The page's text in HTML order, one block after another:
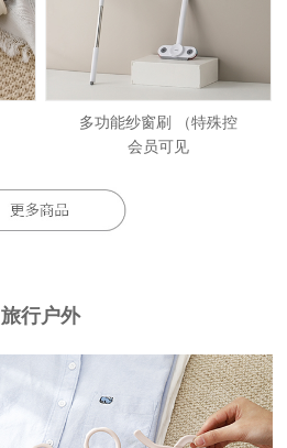
多功能纱窗刷 （特殊控
会员可见
旅行户外